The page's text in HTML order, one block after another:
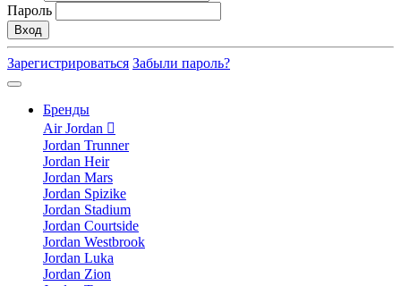
Пароль
Вход
Зарегистрироваться Забыли пароль?
Бренды
Air Jordan
Jordan Trunner
Jordan Heir
Jordan Mars
Jordan Spizike
Jordan Stadium
Jordan Courtside
Jordan Westbrook
Jordan Luka
Jordan Zion